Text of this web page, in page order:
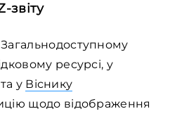
звіту
ресурсі, у
у Віснику
щодо відображення